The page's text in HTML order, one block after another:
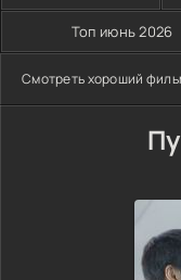
Топ июнь 2026
Смотреть хороший